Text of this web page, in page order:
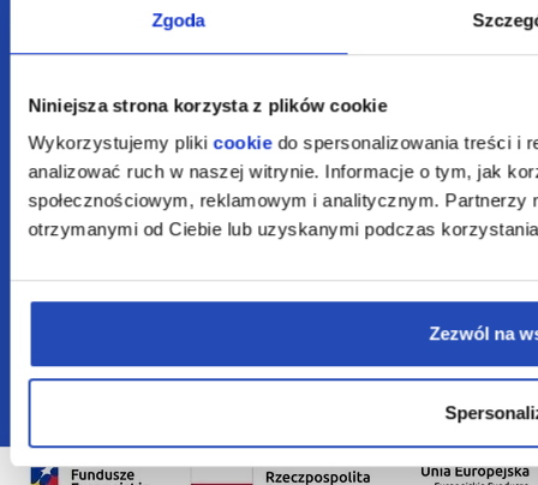
Zgoda
Niniejsza strona korzysta z plików cookie
Wykorzystujemy plikicookiedo spersonalizowania treści i
analizować ruch w naszej witrynie. Informacje o tym, jak
społecznościowym, reklamowym i analitycznym. Partnerzy
otrzymanymi od Ciebie lub uzyskanymi podczas
Zezwól na
Urodziny w Bajce
KONTAKT
Regulamin
Standardy
Ochrony małoletnich
Copyright © 2022 Bajka Pana
Cookie